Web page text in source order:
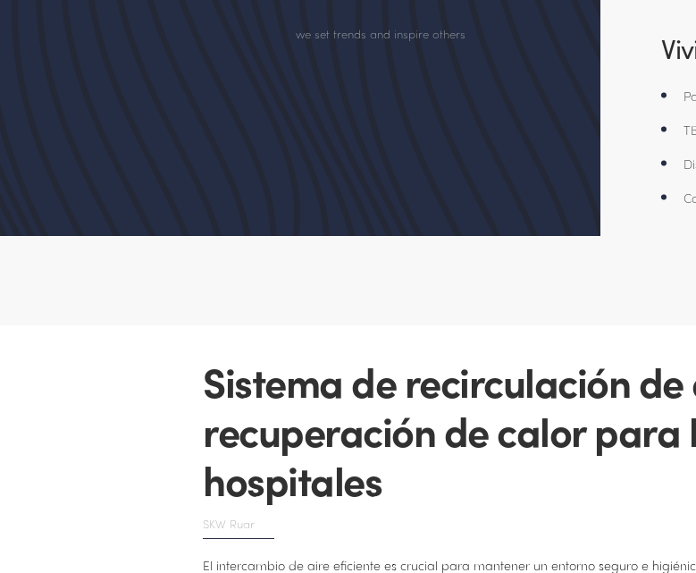
we set trends and inspire others
Sistema de recirculación de
recuperación de calor
hospitales
SKW Ruar
El intercambio de aire eficiente es crucial para mantener un entorno seguro e